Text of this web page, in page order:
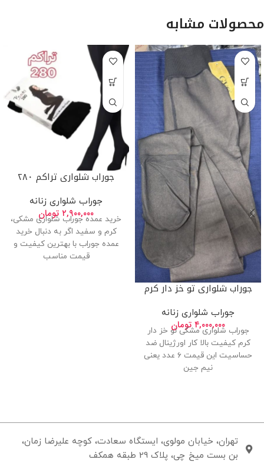
محصولات مشابه
جوراب شلواری تو خز دار کرم
جوراب شلواری زنانه
۴,۰۰۰,۰۰۰ تومان
جوراب شلواری مشکی تو خز دار
کرم کیفیت بالا کار اورژینال ضد
حساسیت این قیمت ۶ عدد یعنی
نیم جین
جوراب شلواری تراکم ۲۸۰
جوراب شلواری زنانه
۲,۹۰۰,۰۰۰ تومان
خرید عمده جوراب شلواری مشکی،
کرم و سفید اگر به دنبال خرید
عمده جوراب با بهترین کیفیت و
قیمت مناسب
تهران، خیابان مولوی، ایستگاه سعادت، کوچه علیرضا زمان،
بن بست میخ چی، پلاک 29 طبقه همکف